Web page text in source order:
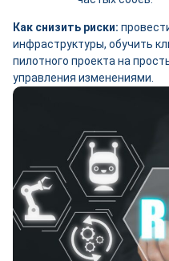
Как снизить риски:
инфраструктуры, обучить
пилотного проекта на
управления изменениями.